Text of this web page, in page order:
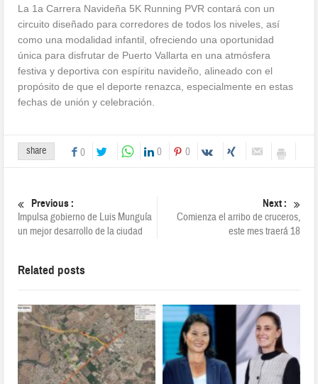
La 1a Carrera Navideña 5K Running PVR contará con un
circuito diseñado para corredores de todos los niveles, así
como una modalidad infantil, ofreciendo una oportunidad
única para disfrutar de Puerto Vallarta en una atmósfera
festiva y deportiva con espíritu navideño, alineado con el
propósito de que el deporte renazca, especialmente en estas
fechas de unión y celebración.
share 0 0 0
Previous :
Impulsa gobierno de Luis Munguía
un mejor desarrollo de la ciudad
Next :
Comienza el arribo de cruceros,
este mes traerá 18
Related posts